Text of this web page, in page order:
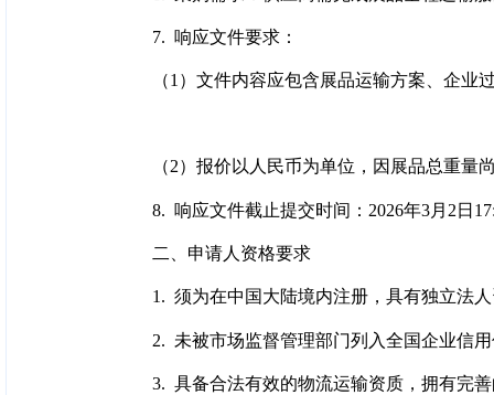
7. 响应文件要求：
（1）文件内容应包含展品运输方案、企业
（2）报价以人民币为单位，因展品总重
8. 响应文件截止提交时间：2026年3月2日
二、申请人资格要求
1. 须为在中国大陆境内注册，具有独立法
2. 未被市场监督管理部门列入全国企业信
3. 具备合法有效的物流运输资质，拥有完